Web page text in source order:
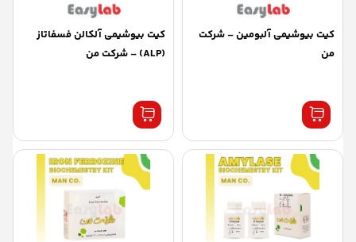
کیت بیوشیمی آلبومین – شرکت
من
کیت بیوشیمی آلکالن فسفاتاز
(ALP) – شرکت من